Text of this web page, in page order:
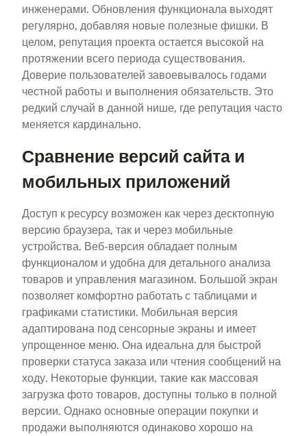
инженерами. Обновления функционала выходят
регулярно, добавляя новые полезные фишки. В
целом, репутация проекта остается высокой на
протяжении всего периода существования.
Доверие пользователей завоевывалось годами
честной работы и выполнения обязательств. Это
редкий случай в данной нише, где репутация часто
меняется кардинально.
Сравнение версий сайта и
мобильных приложений
Доступ к ресурсу возможен как через десктопную
версию браузера, так и через мобильные
устройства. Веб-версия обладает полным
функционалом и удобна для детального анализа
товаров и управления магазином. Большой экран
позволяет комфортно работать с таблицами и
графиками статистики. Мобильная версия
адаптирована под сенсорные экраны и имеет
упрощенное меню. Она идеальна для быстрой
проверки статуса заказа или чтения сообщений на
ходу. Некоторые функции, такие как массовая
загрузка фото товаров, доступны только в полной
версии. Однако основные операции покупки и
продажи выполняются одинаково хорошо на